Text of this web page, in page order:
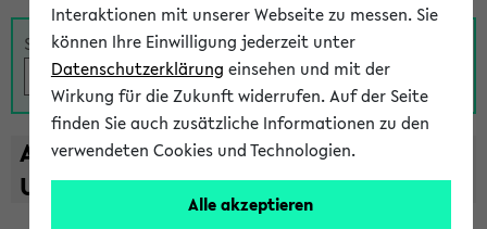
Suche
A B C D E F G H I J K L M N O
U
V W X Y
Z
Interaktionen mit unserer Webseite zu messen. Sie
können Ihre Einwilligung jederzeit unter
Datenschutzerklärung einsehen und mit der
Wirkung für die Zukunft widerrufen. Auf der Seite
finden Sie auch zusätzliche Informationen zu den
verwendeten Cookies und Technologien.
Alle akzeptieren